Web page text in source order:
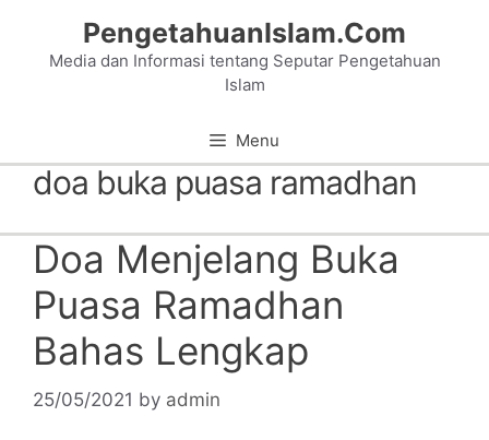
content
PengetahuanIslam.Com
Media dan Informasi tentang Seputar Pengetahuan
Islam
Menu
doa buka puasa ramadhan
Doa Menjelang Buka
Puasa Ramadhan
Bahas Lengkap
25/05/2021 by admin